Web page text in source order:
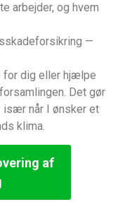
arbejder, og hvem
—
for dig eller hjælpe
Det gør
når I ønsker et
klima.
af